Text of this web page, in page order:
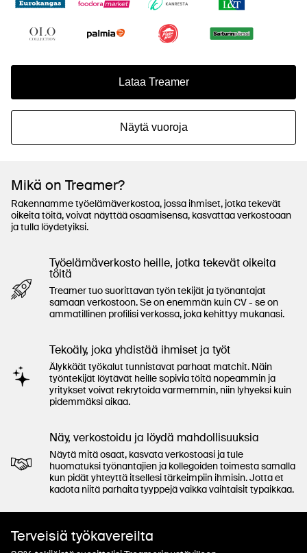
Lataa Treamer
Näytä vuoroja
Mikä on Treamer?
Rakennamme työelämäverkostoa, jossa ihmiset, jotka tekevät
oikeita töitä, voivat näyttää osaamisensa, kasvattaa verkostoaan
ja tulla löydetyiksi.
Työelämäverkosto heille, jotka tekevät oikeita
töitä
Treamer tuo suorittavan työn tekijät ja työnantajat
samaan verkostoon. Se on enemmän kuin CV - se on
ammatillinen profilisi verkossa, joka kehittyy mukanasi.
Tekoäly, joka yhdistää ihmiset ja työt
Älykkäät työkalut tunnistavat parhaat matchit. Näin
työntekijät löytävät heille sopivia töitä nopeammin ja
yritykset voivat rekrytoida varmemmin, niin lyhyeksi kuin
pidemmäksi aikaa.
Näy, verkostoidu ja löydä mahdollisuuksia
Näytä mitä osaat, kasvata verkostoasi ja tule
huomatuksi työnantajien ja kollegoiden toimesta samalla
kun pidät yhteyttä itsellesi tärkeimpiin ihmisin. Jotta et
kadota niitä parhaita tyyppejä vaikka vaihtaisit typaikkaa.
Terveisiä työkavereilta